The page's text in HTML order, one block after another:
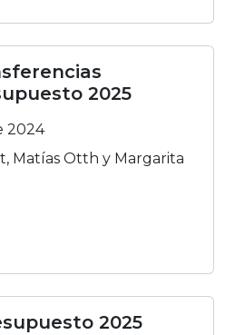
2025
2024
Matías Otth y Margarita
2025